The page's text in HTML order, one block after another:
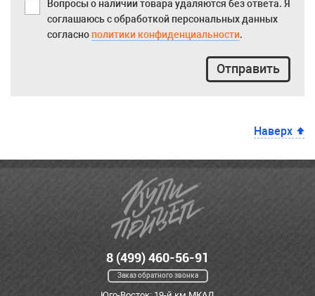
Вопросы о наличии товара удаляются без ответа. Я
соглашаюсь с обработкой персональных данных
согласно политики конфиденциальности.
Отправить
Наверх
8 (499) 460-56-91
Заказ обратного звонка